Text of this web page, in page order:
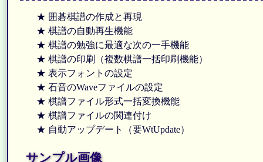
★ 囲碁棋譜の作成と再現
★ 棋譜の自動再生機能
★ 棋譜の勉強に最適な次の一手機能
★ 棋譜の印刷（複数棋譜一括印刷機能）
★ 表示フォントの設定
★ 石音のWaveファイルの設定
★ 棋譜ファイル形式一括変換機能
★ 棋譜ファイルの関連付け
★ 自動アップデート（要WtUpdate）
サンプル画像